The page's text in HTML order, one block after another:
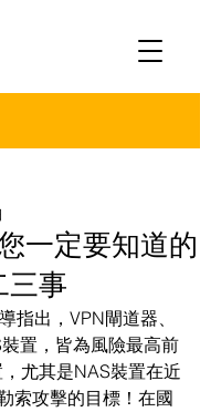
一定要知道的
三事
指出，VPN閘道器、
置，皆為風險最高前
尤其是NAS裝置在近
索攻擊的目標！在國